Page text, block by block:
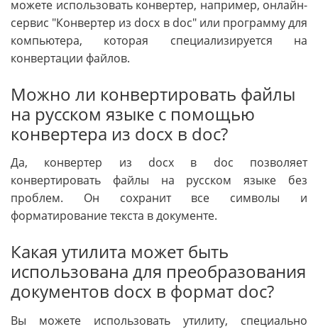
можете использовать конвертер, например, онлайн-
сервис "Конвертер из docx в doc" или программу для
компьютера, которая специализируется на
конвертации файлов.
Можно ли конвертировать файлы
на русском языке с помощью
конвертера из docx в doc?
Да, конвертер из docx в doc позволяет
конвертировать файлы на русском языке без
проблем. Он сохранит все символы и
форматирование текста в документе.
Какая утилита может быть
использована для преобразования
документов docx в формат doc?
Вы можете использовать утилиту, специально